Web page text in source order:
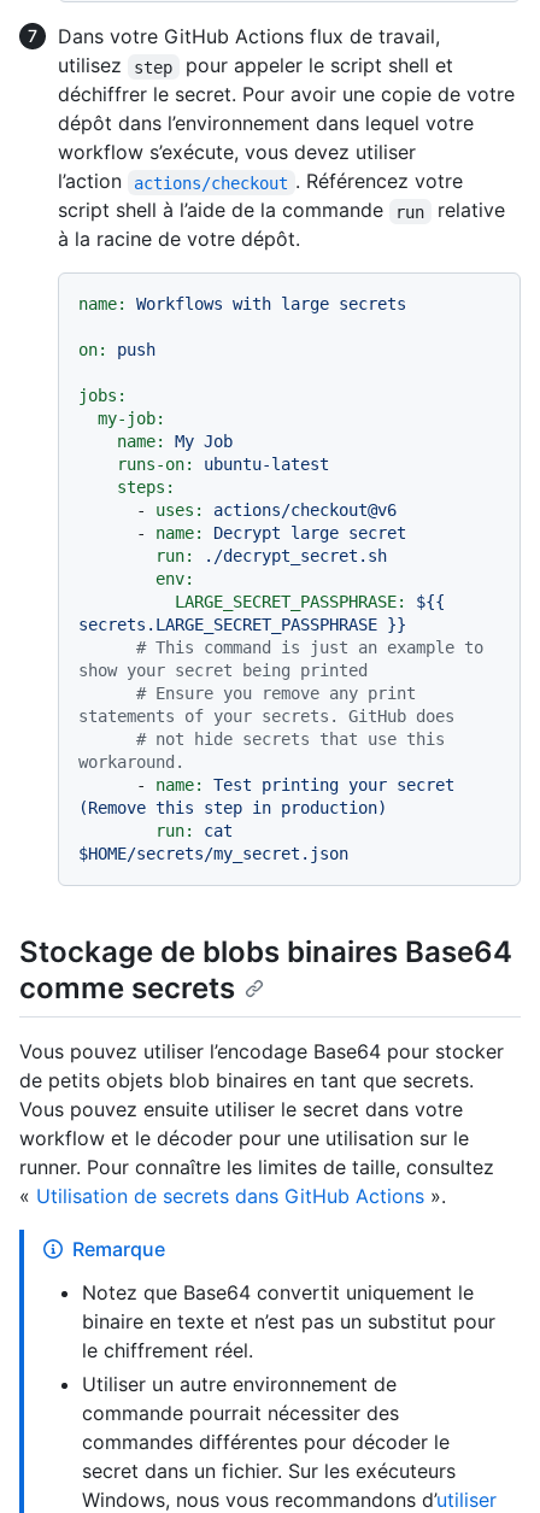
Dans votre GitHub Actions flux de travail,
utilisez
step
pour appeler le script shell et
déchiffrer le secret. Pour avoir une copie de votre
dépôt dans l’environnement dans lequel votre
workflow s’exécute, vous devez utiliser
l’action
actions/checkout . Référencez votre
script shell à l’aide de la commande
run
relative
à la racine de votre dépôt.
name: Workflows with large secrets
on: push
jobs:
my-job:
name:
My Job
runs-on:
ubuntu-latest
steps:
-
uses:
actions/checkout@v6
-
name: Decrypt large secret
run:
./decrypt_secret.sh
env:
LARGE_SECRET_PASSPHRASE:
${{
secrets.LARGE_SECRET_PASSPHRASE }}
# This command is just an example to
show your secret being printed
# Ensure you remove any print
statements of your secrets. GitHub does
# not hide secrets that use this
workaround.
-
name: Test printing your secret
(Remove this step in production)
run:
cat
$HOME/secrets/my_secret.json
Stockage de blobs binaires Base64
comme secrets
Vous pouvez utiliser l’encodage Base64 pour stocker
de petits objets blob binaires en tant que secrets.
Vous pouvez ensuite utiliser le secret dans votre
workflow et le décoder pour une utilisation sur le
runner. Pour connaître les limites de taille, consultez
« Utilisation de secrets dans GitHub Actions ».
Remarque
Notez que Base64 convertit uniquement le
binaire en texte et n’est pas un substitut pour
le chiffrement réel.
Utiliser un autre environnement de
commande pourrait nécessiter des
commandes différentes pour décoder le
secret dans un fichier. Sur les exécuteurs
Windows, nous vous recommandons d’utiliser